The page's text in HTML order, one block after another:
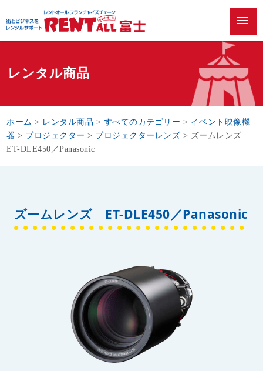
menu
レンタル商品
ホーム > レンタル商品 > すべてのカテゴリー > イベント映像機
器 > プロジェクター > プロジェクターレンズ > ズームレンズ
ET-DLE450／Panasonic
ズームレンズ ET-DLE450／Panasonic